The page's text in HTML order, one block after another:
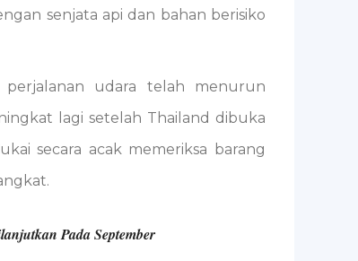
senjata api dan bahan berisiko
udara telah menurun
lagi setelah Thailand dibuka
secara acak memeriksa barang
Pada September